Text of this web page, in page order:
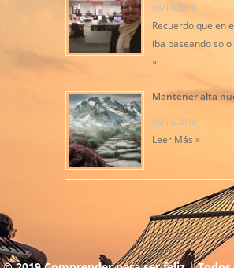
06/11/2019
Recuerdo que en
iba paseando
»
Mantener alta
06/11/2019
Leer Más »